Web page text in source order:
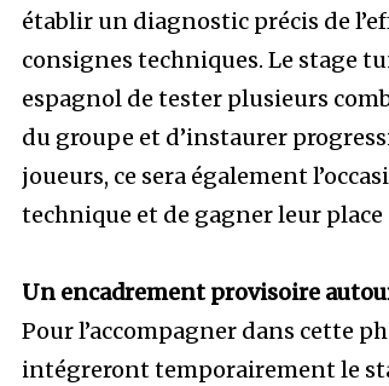
établir un diagnostic précis de
consignes techniques. Le stage
espagnol de tester plusieurs
du groupe et d’instaurer
joueurs, ce sera également
technique et de gagner leur
Un encadrement provisoire
Pour l’accompagner dans cette
intégreront temporairement le